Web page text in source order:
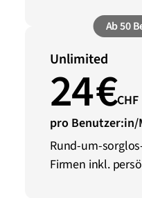
Ab 50
Unlimited
24 €CHF
pro Benutzer:in/
Rund-um-
Firmen inkl.